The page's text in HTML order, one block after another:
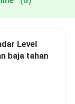
Level
baja tahan